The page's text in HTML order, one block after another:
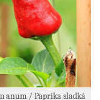
anum / Paprika sladká